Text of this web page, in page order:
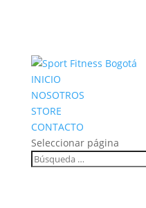
INICIO
NOSOTROS
STORE
CONTACTO
Seleccionar página